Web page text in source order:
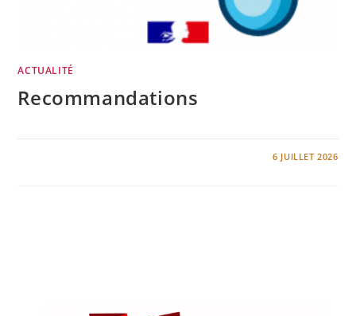
ACTUALITÉ
Recommandations
6 JUILLET 2026